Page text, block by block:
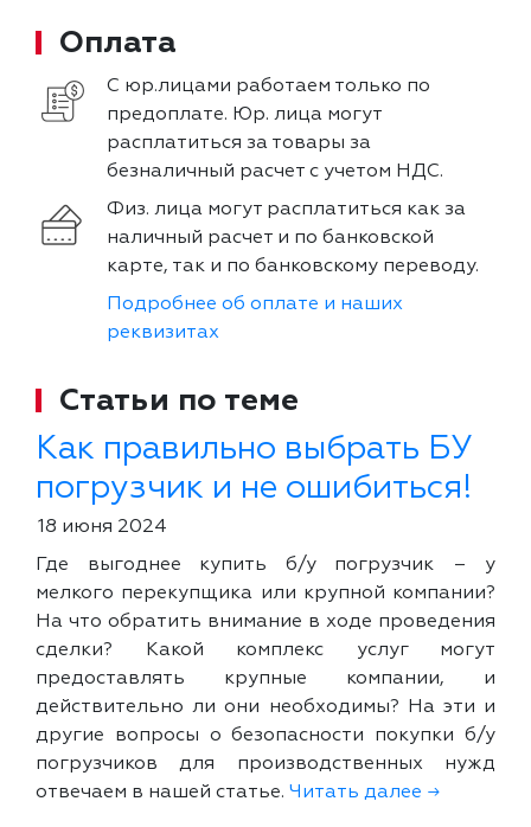
Оплата
С юр.лицами работаем только по
предоплате. Юр. лица могут
расплатиться за товары за
безналичный расчет с учетом НДС.
Физ. лица могут расплатиться как за
наличный расчет и по банковской
карте, так и по банковскому переводу.
Подробнее об оплате и наших
реквизитах
Статьи по теме
Как правильно выбрать БУ
погрузчик и не ошибиться!
18 июня 2024
Где выгоднее купить б/у погрузчик – у
мелкого перекупщика или крупной компании?
На что обратить внимание в ходе проведения
сделки? Какой комплекс услуг могут
предоставлять крупные компании, и
действительно ли они необходимы? На эти и
другие вопросы о безопасности покупки б/у
погрузчиков для производственных нужд
отвечаем в нашей статье. Читать далее →